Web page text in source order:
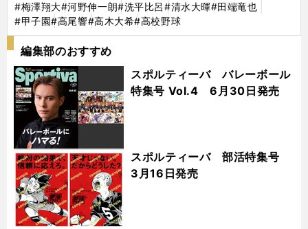
#梅澤翔大#河野伸一朗#洗平比呂#清水大暉#田端竜也
#甲子園#高尾響#高木大希#高校野球
編集部のおすすめ
スポルティーバ バレーボール
特集号 Vol.4 6月30日発売
スポルティーバ 部活特集号
3月16日発売